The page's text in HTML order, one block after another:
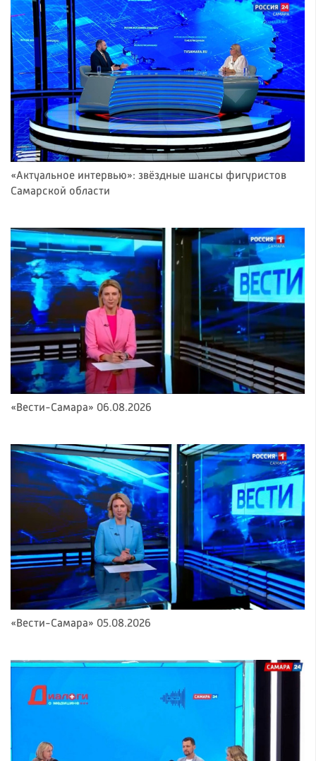
«Актуальное интервью»: звёздные шансы фигуристов
Самарской области
«Вести-Самара» 06.08.2026
«Вести-Самара» 05.08.2026